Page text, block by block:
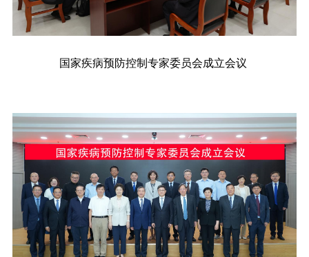
国家疾病预防控制专家委员会成立会议